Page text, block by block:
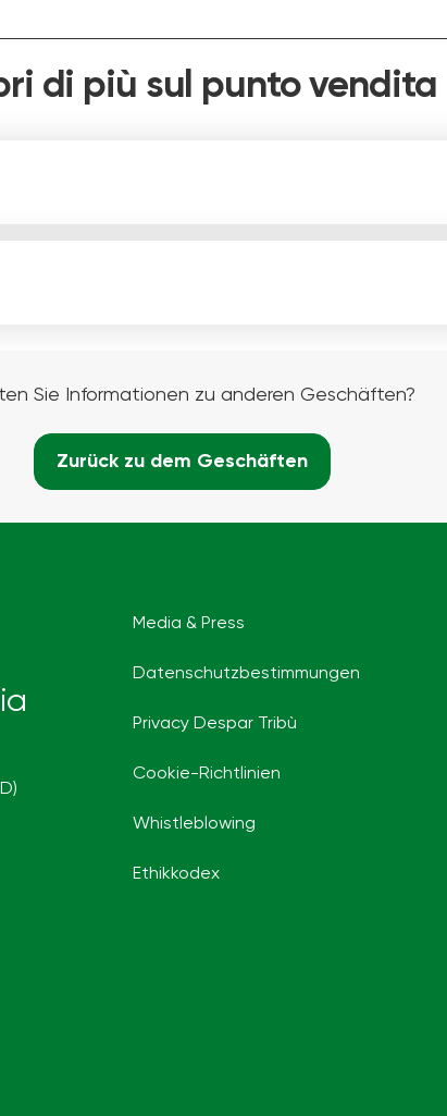
di più sul punto vendita
Sie Informationen zu anderen Geschäften?
Zurück zu dem Geschäften
Media & Press
Datenschutzbestimmungen
Privacy Despar Tribù
Cookie-Richtlinien
Whistleblowing
Ethikkodex